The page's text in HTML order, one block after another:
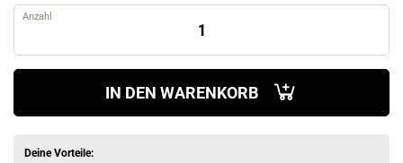
Anzahl
IN DEN WARENKORB
Deine Vorteile: